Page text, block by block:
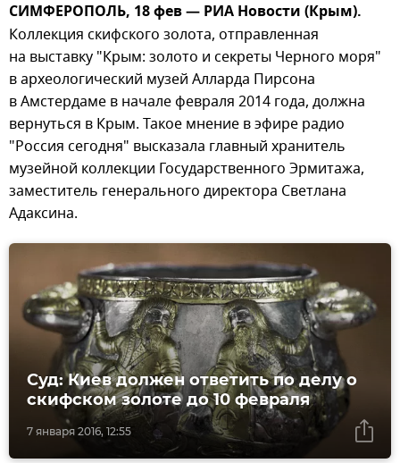
СИМФЕРОПОЛЬ, 18 фев — РИА Новости (Крым).
Коллекция скифского золота, отправленная
на выставку "Крым: золото и секреты Черного моря"
в археологический музей Алларда Пирсона
в Амстердаме в начале февраля 2014 года, должна
вернуться в Крым. Такое мнение в эфире радио
"Россия сегодня" высказала главный хранитель
музейной коллекции Государственного Эрмитажа,
заместитель генерального директора Светлана
Адаксина.
7 января 2016, 12:55
Суд: Киев должен ответить по делу о
скифском золоте до 10 февраля